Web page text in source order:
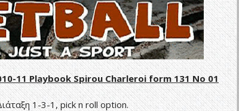
11 Playbook Spirou Charleroi form 131 No 01
1-3-1,pick n roll option.